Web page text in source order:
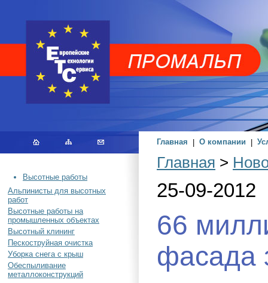
Главная О компании
Высотные работы
Альпинисты для высотных
работ
Высотные работы на
промышленных объектах
Высотный клининг
Пескоструйная очистка
Уборка снега с крыш
Обеспыливание
металлоконструкций
Главная >
25-09-2012
66
фасада